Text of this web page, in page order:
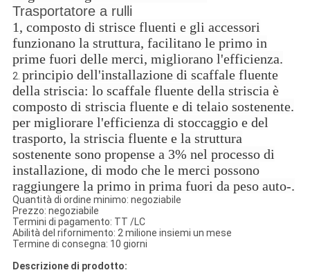
Trasportatore a rulli
1, composto di strisce fluenti e gli accessori
funzionano la struttura, facilitano le primo in
prime fuori delle merci, migliorano l'efficienza.
2. principio dell'installazione di scaffale fluente
della striscia: lo scaffale fluente della striscia è
composto di striscia fluente e di telaio sostenente.
per migliorare l'efficienza di stoccaggio e del
trasporto, la striscia fluente e la struttura
sostenente sono propense a 3% nel processo di
installazione, di modo che le merci possono
raggiungere la primo in prima fuori da peso auto-.
Quantità di ordine minimo: negoziabile
Prezzo: negoziabile
Termini di pagamento: TT /LC
Abilità del rifornimento: 2 milione insiemi un mese
Termine di consegna: 10 giorni
Descrizione di prodotto: